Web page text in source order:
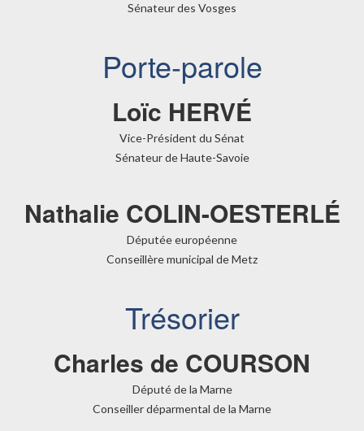
Sénateur des Vosges
Porte-parole
Loïc HERVÉ
Vice-Président du Sénat
Sénateur de Haute-Savoie
Nathalie COLIN-OESTERLÉ
Députée européenne
Conseillère municipal de Metz
Trésorier
Charles de COURSON
Député de la Marne
Conseiller déparmental de la Marne